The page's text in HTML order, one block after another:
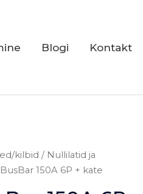
Blogi Kontakt
kilbid / Nullilatid ja
150A 6P + kate
Praegune
hind